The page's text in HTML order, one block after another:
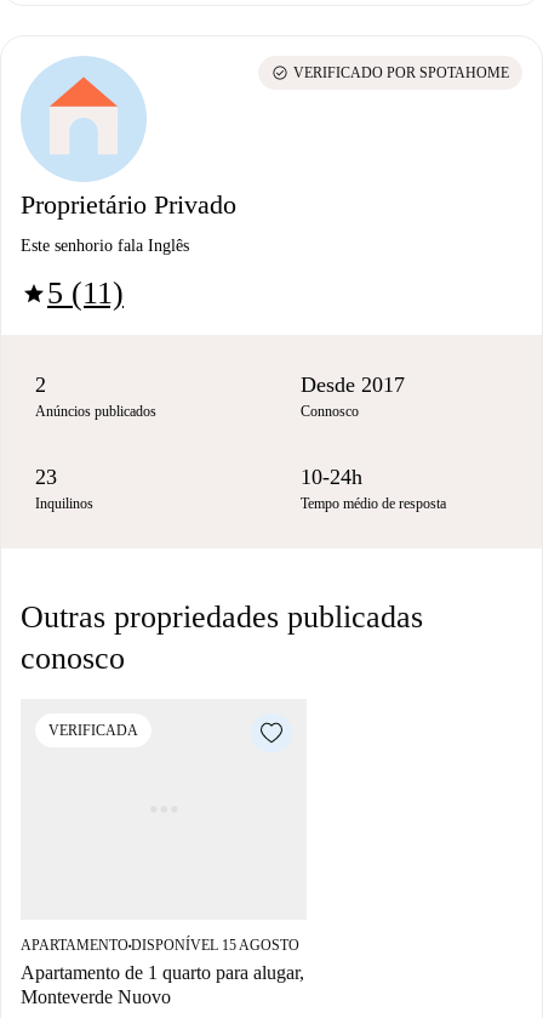
Proprietário Privado
Este senhorio fala Inglês
star5 (11)
check_circle VERIFICADO POR SPOTAHOME
2
Anúncios publicados
Desde 2017
Connosco
23
Inquilinos
10-24h
Tempo médio de resposta
Outras propriedades publicadas
conosco
VERIFICADA
APARTAMENTO■DISPONÍVEL 15 AGOSTO
Apartamento de 1 quarto para alugar,
Monteverde Nuovo